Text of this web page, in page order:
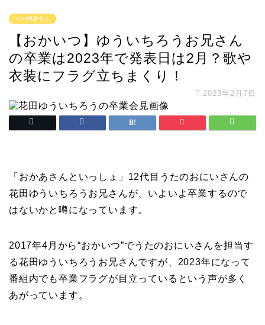
その他著名人
【おかいつ】ゆういちろうお兄さん
の卒業は2023年で発表日は2月？歌や
衣装にフラグ立ちまくり！
2023年2月7日
「おかあさんといっしょ」12代目うたのおにいさんの
花田ゆういちろうお兄さんが、いよいよ卒業するので
はないかと噂になっています。
2017年4月から“おかいつ”でうたのおにいさんを担当す
る花田ゆういちろうお兄さんですが、2023年になって
番組内でも卒業フラグが目立っているという声が多く
あがっています。